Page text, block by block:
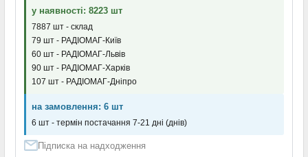
у наявності: 8223 шт
7887 шт - склад
79 шт - РАДІОМАГ-Київ
60 шт - РАДІОМАГ-Львів
90 шт - РАДІОМАГ-Харків
107 шт - РАДІОМАГ-Дніпро
на замовлення: 6 шт
6 шт - термін постачання 7-21 дні (днів)
Підписка на надходження